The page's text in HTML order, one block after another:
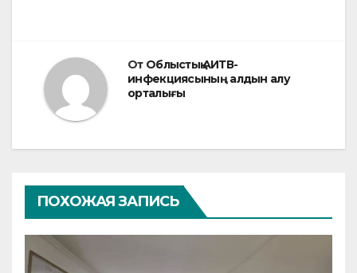
От Облыстық АИТВ-
инфекциясының алдын алу
орталығы
ПОХОЖАЯ ЗАПИСЬ